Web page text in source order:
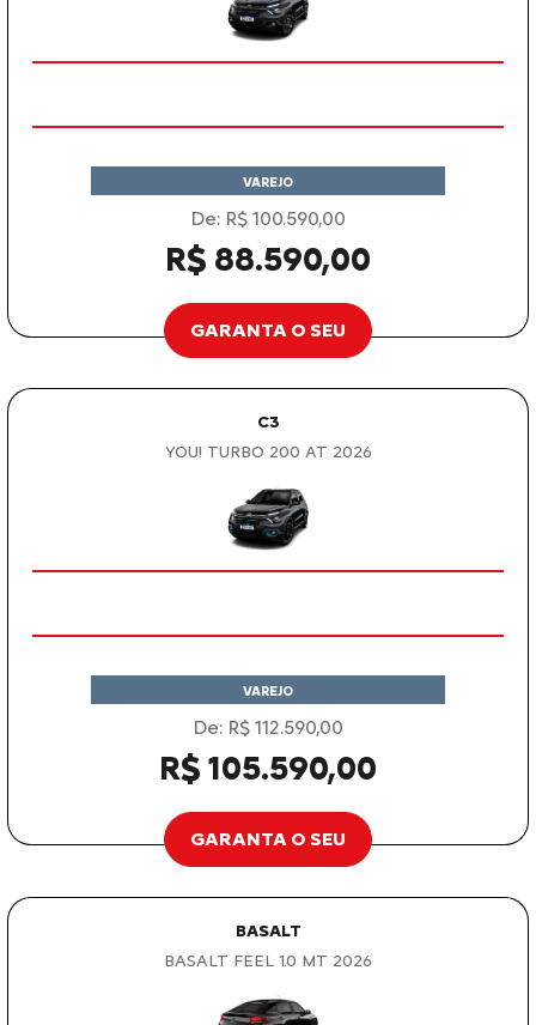
VAREJO
De: R$ 100.590,00
R$ 88.590,00
GARANTA O SEU
C3
YOU! TURBO 200 AT 2026
VAREJO
De: R$ 112.590,00
R$ 105.590,00
GARANTA O SEU
BASALT
BASALT FEEL 1.0 MT 2026